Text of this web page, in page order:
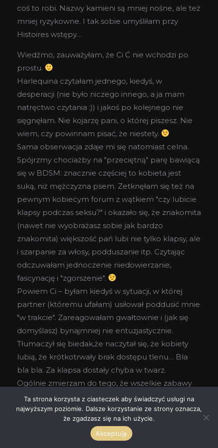
coś to robi. Nazwy kamieni są mniej nośne, ale też
mniej ryzykowne. I tak sobie umyśliłam przy
Histoires wstępy…
Wiedźmo, zauważyłam, że Ci Ć nie wchodzi po
prostu.
Harlequina czytałam jednego, kiedyś, w
desperacji (nie było niczego innego, a ja mam
natręctwo czytania ;)) i jakoś po kolejnego nie
sięgnęłam. Nie kojarzę pani, o której piszesz. Nie
wiem, czy powinnam pisać, że niestety.
Sama obserwacja zdaje mi się natomiast celna.
Spójrzmy chociażby na "przeciętną" parę bawiącą
się w BDSM: znacznie częściej to kobieta jest
suką, niż mężczyzna psem. Zetknęłam się też na
pewnym kobiecym forum z wątkiem "czy lubicie
klapsy podczas seksu?" i okazało się, że znakomita
(nawet nie wyobrażasz sobie jak bardzo
znakomita) większość pań lubi nie tylko klapsy, ale
i szarpanie za włosy, podduszanie itp. Czytając
odczuwałam jednoczenie niedowierzanie,
fascynację i "zgorszenie".
Powiem Ci – byłam kiedyś w sytuacji, w której
partner (któremu ufałam) usiłował poddusić mnie
"w trakcie". Zareagowałam gwałtownie i (jak się
domyślasz) bynajmniej nie entuzjastycznie.
Tłumaczył się biedak,że naczytał się, że kobiety
lubią, że krótkotrwały brak dostępu tlenu… Bla
bla bla. Za klapsa dostały chyba w twarz.
Ogólnie zmierzam do tego, że wszelkie zabawy
są fajne, póki obie (albo więcej, niż dwie) dorosłe i
poczytalne strony się na nie godzą. A jednak
zadziwia mnie, jak często to właśnie kobiety lubią
być po tej "uciskanej" stronie.
Ta strona korzysta z ciasteczek aby świadczyć usługi na
najwyższym poziomie. Dalsze korzystanie ze strony oznacza,
że zgadzasz się na ich użycie.
Akceptuję